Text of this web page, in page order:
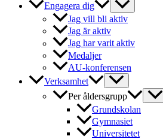
Engagera dig
Jag vill bli aktiv
Jag är aktiv
Jag har varit aktiv
Medaljer
AU-konferensen
Verksamhet
Per åldersgrupp
Grundskolan
Gymnasiet
Universitetet